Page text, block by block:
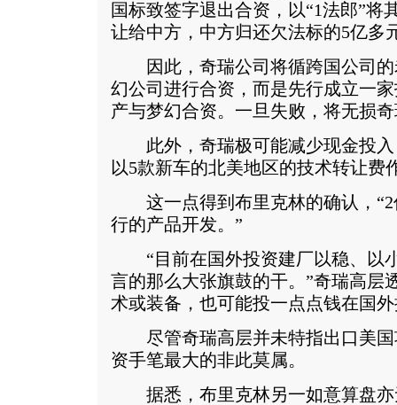
国标致签字退出合资，以“1法郎”将
让给中方，中方归还欠法标的5亿多
因此，奇瑞公司将循跨国公司的
幻公司进行合资，而是先行成立一
产与梦幻合资。一旦失败，将无损
此外，奇瑞极可能减少现金投入
以5款新车的北美地区的技术转让费
这一点得到布里克林的确认，“2
行的产品开发。”
“目前在国外投资建厂以稳、以
言的那么大张旗鼓的干。”奇瑞高层
术或装备，也可能投一点点钱在国外
尽管奇瑞高层并未特指出口美国
资手笔最大的非此莫属。
据悉，布里克林另一如意算盘亦